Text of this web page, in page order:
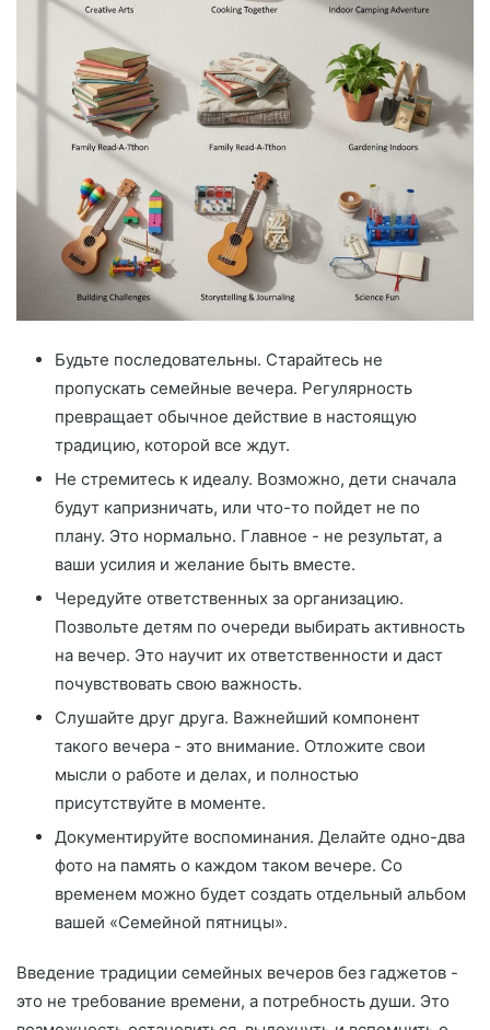
Будьте последовательны. Старайтесь не
пропускать семейные вечера. Регулярность
превращает обычное действие в настоящую
традицию, которой все ждут.
Не стремитесь к идеалу. Возможно, дети сначала
будут капризничать, или что-то пойдет не по
плану. Это нормально. Главное - не результат, а
ваши усилия и желание быть вместе.
Чередуйте ответственных за организацию.
Позвольте детям по очереди выбирать активность
на вечер. Это научит их ответственности и даст
почувствовать свою важность.
Слушайте друг друга. Важнейший компонент
такого вечера - это внимание. Отложите свои
мысли о работе и делах, и полностью
присутствуйте в моменте.
Документируйте воспоминания. Делайте одно-два
фото на память о каждом таком вечере. Со
временем можно будет создать отдельный альбом
вашей «Семейной пятницы».
Введение традиции семейных вечеров без гаджетов -
это не требование времени, а потребность души. Это